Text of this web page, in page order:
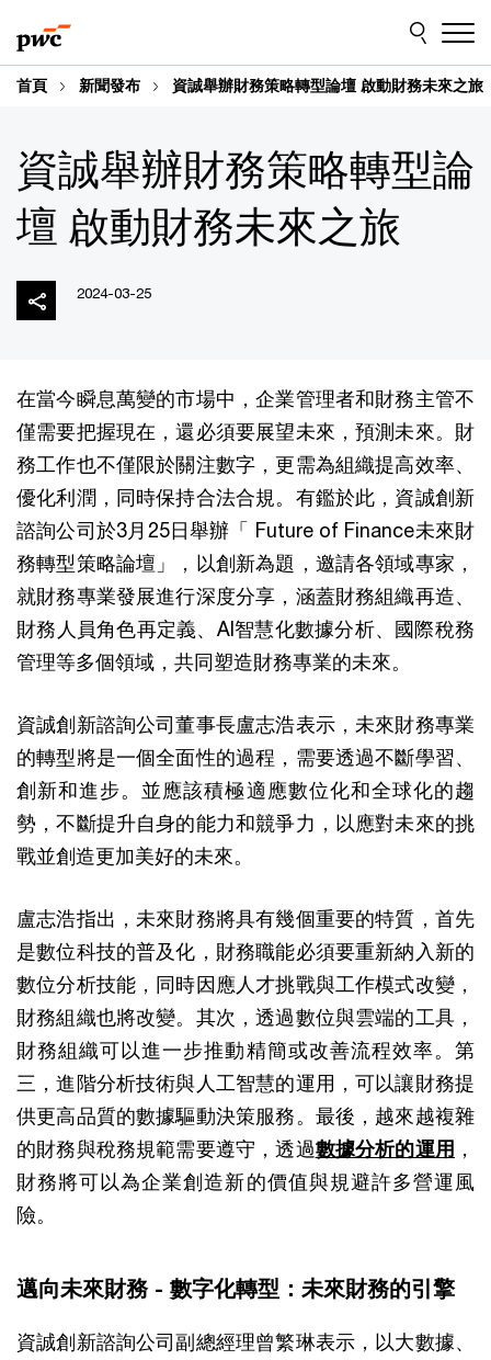
to
content
to
footer
首頁 新聞發布 資誠舉辦財務策略轉型論壇 啟動財務未來之旅
資誠舉辦財務策略轉型論
壇 啟動財務未來之旅
2024-03-25
在當今瞬息萬變的市場中，企業管理者和財務主管不
僅需要把握現在，還必須要展望未來，預測未來。財
務工作也不僅限於關注數字，更需為組織提高效率、
優化利潤，同時保持合法合規。有鑑於此，資誠創新
諮詢公司於3月25日舉辦「 Future of Finance未來財
務轉型策略論壇」，以創新為題，邀請各領域專家，
就財務專業發展進行深度分享，涵蓋財務組織再造、
財務人員角色再定義、AI智慧化數據分析、國際稅務
管理等多個領域，共同塑造財務專業的未來。
資誠創新諮詢公司董事長盧志浩表示，未來財務專業
的轉型將是一個全面性的過程，需要透過不斷學習、
創新和進步。並應該積極適應數位化和全球化的趨
勢，不斷提升自身的能力和競爭力，以應對未來的挑
戰並創造更加美好的未來。
盧志浩指出，未來財務將具有幾個重要的特質，首先
是數位科技的普及化，財務職能必須要重新納入新的
數位分析技能，同時因應人才挑戰與工作模式改變，
財務組織也將改變。其次，透過數位與雲端的工具，
財務組織可以進一步推動精簡或改善流程效率。第
三，進階分析技術與人工智慧的運用，可以讓財務提
供更高品質的數據驅動決策服務。最後，越來越複雜
的財務與稅務規範需要遵守，透過數據分析的運用 ，
財務將可以為企業創造新的價值與規避許多營運風
險。
邁向未來財務 - 數字化轉型：未來財務的引擎
資誠創新諮詢公司副總經理曾繁琳表示，以大數據、